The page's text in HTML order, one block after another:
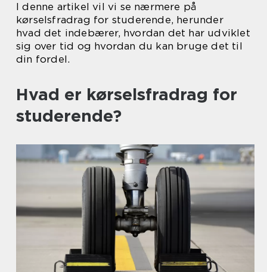
I denne artikel vil vi se nærmere på
kørselsfradrag for studerende, herunder
hvad det indebærer, hvordan det har udviklet
sig over tid og hvordan du kan bruge det til
din fordel.
Hvad er kørselsfradrag for
studerende?